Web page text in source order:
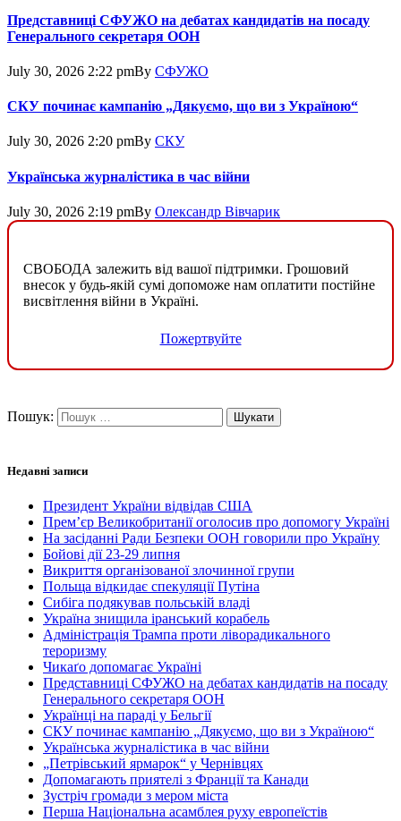
Представниці СФУЖО на дебатах кандидатів на посаду
Генерального секретаря ООН
July 30, 2026 2:22 pmBy СФУЖО
СКУ починає кампанію „Дякуємо, що ви з Україною“
July 30, 2026 2:20 pmBy СКУ
Українська журналістика в час війни
July 30, 2026 2:19 pmBy Олександр Вівчарик
СВОБОДА залежить від вашої підтримки. Грошовий
внесок у будь-якій сумі допоможе нам оплатити постійне
висвітлення війни в Україні.
Пожертвуйте
Пошук:
Недавні записи
Президент України відвідав США
Прем’єр Великобританії оголосив про допомогу Україні
На засіданні Ради Безпеки ООН говорили про Україну
Бойові дії 23-29 липня
Викриття організованої злочинної групи
Польща відкидає спекуляції Путіна
Сибіга подякував польській владі
Україна знищила іранський корабель
Адміністрація Трампа проти ліворадикального
тероризму
Чикаґо допомагає Україні
Представниці СФУЖО на дебатах кандидатів на посаду
Генерального секретаря ООН
Українці на параді у Бельгії
СКУ починає кампанію „Дякуємо, що ви з Україною“
Українська журналістика в час війни
„Петрівський ярмарок“ у Чернівцях
Допомагають приятелі з Франції та Канади
Зустріч громади з мером міста
Перша Національна асамблея руху европеїстів